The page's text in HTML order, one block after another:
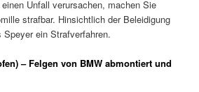
Unfall verursachen, machen Sie
strafbar. Hinsichtlich der Beleidigung
ein Strafverfahren.
– Felgen von BMW abmontiert und